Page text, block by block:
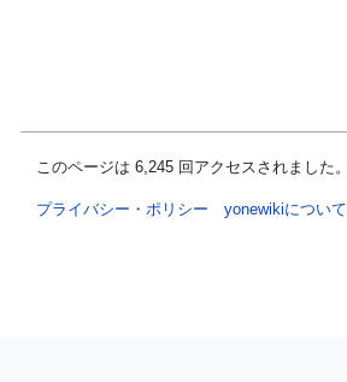
このページは 6,245 回アクセスされました。
プライバシー・ポリシー yonewikiについて